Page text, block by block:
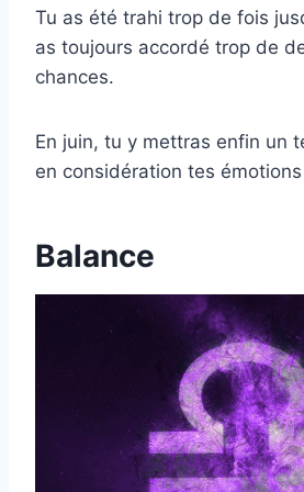
Tu as été trahi trop de fois
as toujours accordé trop de
chances.
En juin, tu y mettras enfin un
en considération tes
Balance